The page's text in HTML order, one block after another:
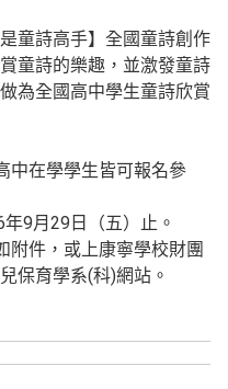
童詩高手】全國童詩創作
童詩的樂趣，並激發童詩
為全國高中學生童詩欣賞
中在學學生皆可報名參
9月29日（五）止。
附件，或上康寧學校財團
保育學系(科)網站。